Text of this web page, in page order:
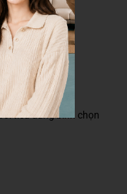
tiêu dùng bình chọn